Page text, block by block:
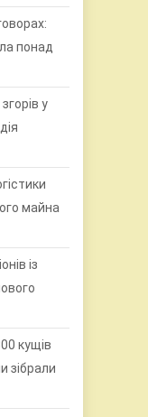
понад
у
майна
із
кущів
зібрали